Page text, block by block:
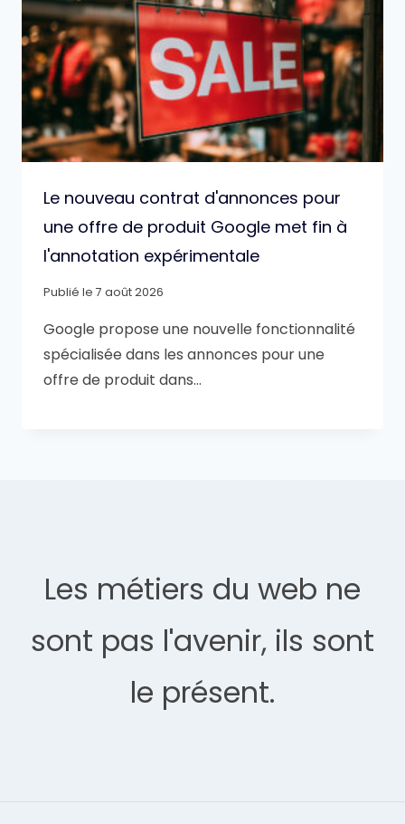
Le nouveau contrat d'annonces pour
une offre de produit Google met fin à
l'annotation expérimentale
Publié le 7 août 2026
Google propose une nouvelle fonctionnalité
spécialisée dans les annonces pour une
offre de produit dans…
Les métiers du web ne
sont pas l'avenir, ils sont
le présent.